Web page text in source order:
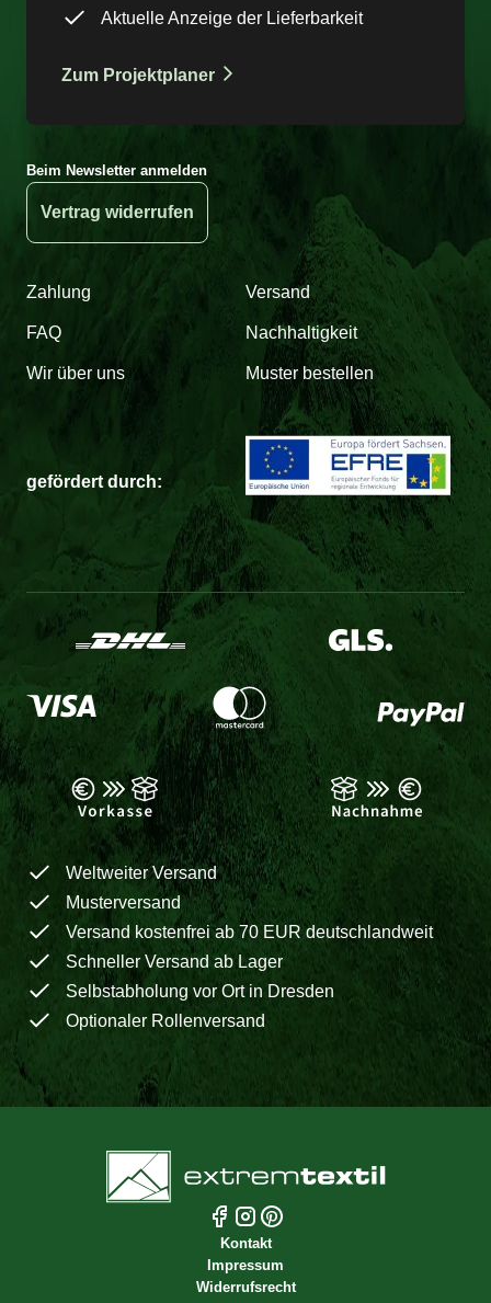
Aktuelle Anzeige der Lieferbarkeit
Zum Projektplaner
Beim Newsletter anmelden
Vertrag widerrufen
Zahlung Versand
FAQ Nachhaltigkeit
Wir über uns Muster bestellen
gefördert durch:
Weltweiter Versand
Musterversand
Versand kostenfrei ab 70 EUR deutschlandweit
Schneller Versand ab Lager
Selbstabholung vor Ort in Dresden
Optionaler Rollenversand
Kontakt
Impressum
Widerrufsrecht